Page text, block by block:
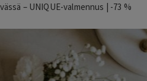
– UNIQUE-valmennus | -73 %